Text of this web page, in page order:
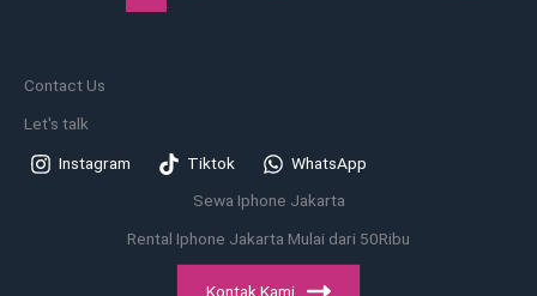
Contact Us
Let's talk
Instagram Tiktok
WhatsApp
Sewa Iphone Jakarta
Rental Iphone Jakarta Mulai dari 50Ribu
Kontak Kami